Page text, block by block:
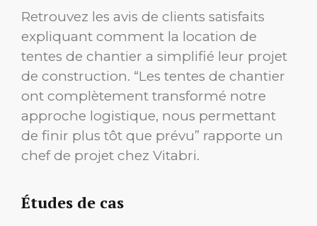
Retrouvez les avis de clients satisfaits
expliquant comment la location de
tentes de chantier a simplifié leur projet
de construction. “Les tentes de chantier
ont complètement transformé notre
approche logistique, nous permettant
de finir plus tôt que prévu” rapporte un
chef de projet chez Vitabri.
Études de cas